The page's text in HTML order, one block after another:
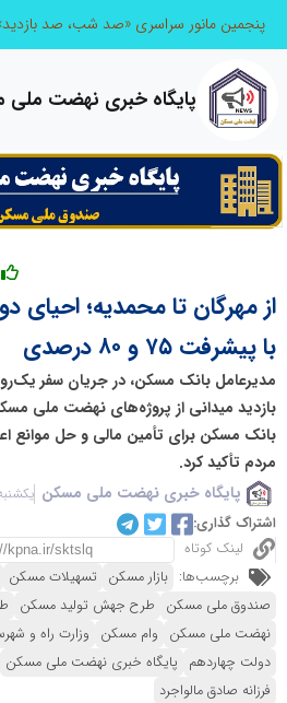
پایگاه خبری نهضت
از مهرگان تا محمدیه؛ احیای
با پیشرفت ۷۵ و ۸۰ درصدی
مدیرعامل بانک مسکن، در جریان سفر
بازدید میدانی از پروژه‌های نهضت ملی
بانک مسکن برای تأمین مالی و حل موانع
مردم تأکید کرد.
پایگاه خبری نهضت ملی مسکن یکشنبه 24 خرداد 1405 -
اشتراک گذاری:
لینک کوتاه
برچسب‌ها: بازار مسکن تسهیلات مسکن
صندوق ملی مسکن طرح جهش تولید مسکن
نهضت ملی مسکن وام مسکن وزارت راه و
دولت چهاردهم پایگاه خبری نهضت ملی مسکن
فرزانه صادق مالواجرد